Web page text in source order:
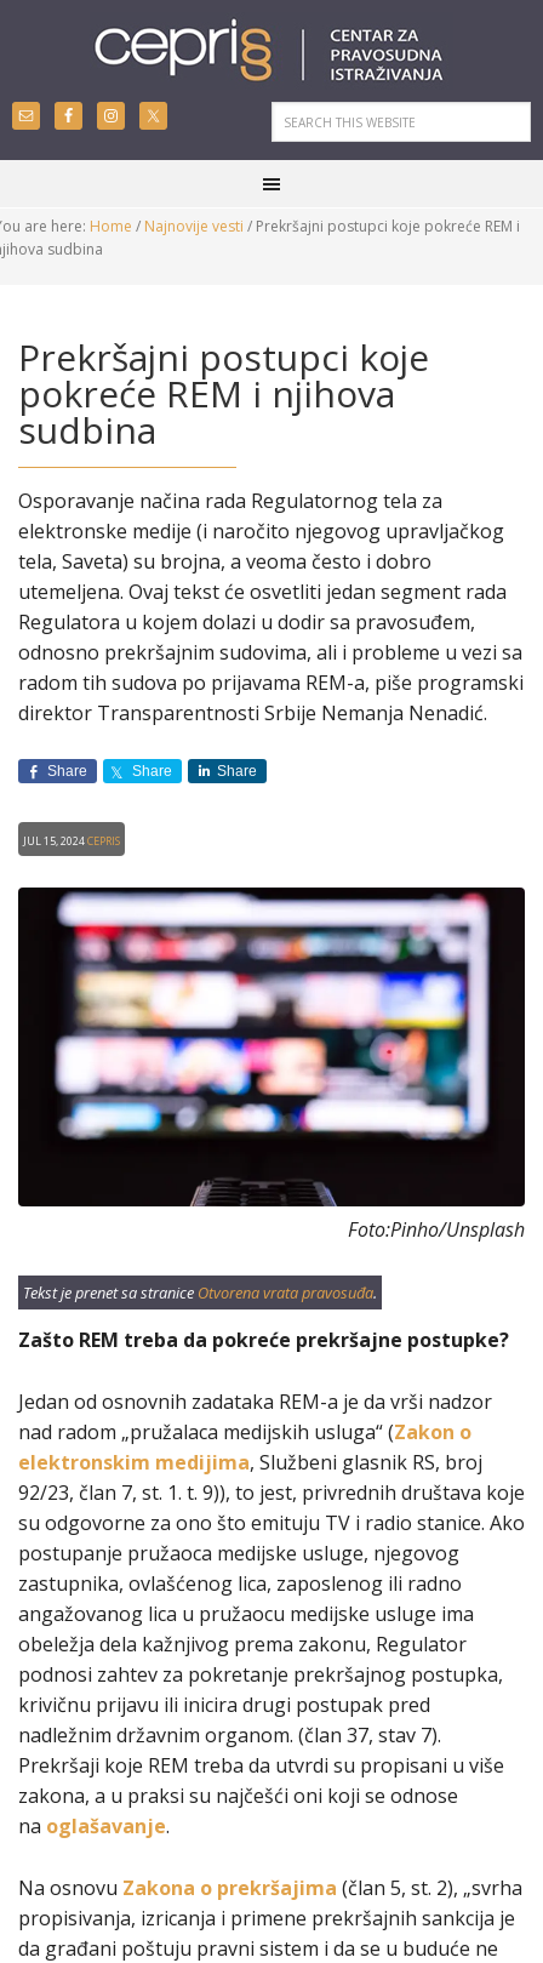
are here: Home / Najnovije vesti / Prekršajni postupci koje pokreće REM i
sudbina
Prekršajni postupci koje
pokreće REM i njihova
sudbina
Osporavanje načina rada Regulatornog tela za
elektronske medije (i naročito njegovog upravljačkog
tela, Saveta) su brojna, a veoma često i dobro
utemeljena. Ovaj tekst će osvetliti jedan segment rada
Regulatora u kojem dolazi u dodir sa pravosuđem,
odnosno prekršajnim sudovima, ali i probleme u vezi sa
radom tih sudova po prijavama REM-a, piše programski
direktor Transparentnosti Srbije Nemanja Nenadić.
Share Share Share
Jul 15, 2024CEPRIS
Foto:Pinho/Unsplash
Tekst je prenet sa stranice Otvorena vrata pravosuđa.
Zašto REM treba da pokreće prekršajne postupke?
Jedan od osnovnih zadataka REM-a je da vrši nadzor
nad radom „pružalaca medijskih usluga“ (Zakon o
elektronskim medijima, Službeni glasnik RS, broj
92/23, član 7, st. 1. t. 9)), to jest, privrednih društava koje
su odgovorne za ono što emituju TV i radio stanice. Ako
postupanje pružaoca medijske usluge, njegovog
zastupnika, ovlašćenog lica, zaposlenog ili radno
angažovanog lica u pružaocu medijske usluge ima
obeležja dela kažnjivog prema zakonu, Regulator
podnosi zahtev za pokretanje prekršajnog postupka,
krivičnu prijavu ili inicira drugi postupak pred
nadležnim državnim organom. (član 37, stav 7).
Prekršaji koje REM treba da utvrdi su propisani u više
zakona, a u praksi su najčešći oni koji se odnose
na oglašavanje.
Na osnovu Zakona o prekršajima (član 5, st. 2), „svrha
propisivanja, izricanja i primene prekršajnih sankcija je
da građani poštuju pravni sistem i da se u buduće ne